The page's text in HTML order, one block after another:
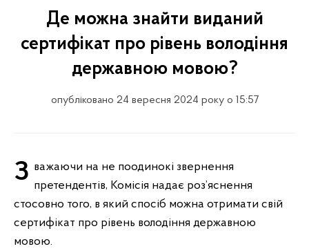
Де можна знайти виданий
сертифікат про рівень володіння
державною мовою?
опубліковано 24 вересня 2024 року о 15:57
Зважаючи на не поодинокі звернення претендентів, Комісія надає роз’яснення
стосовно того, в який спосіб можна отримати свій
сертифікат про рівень володіння державною
мовою.